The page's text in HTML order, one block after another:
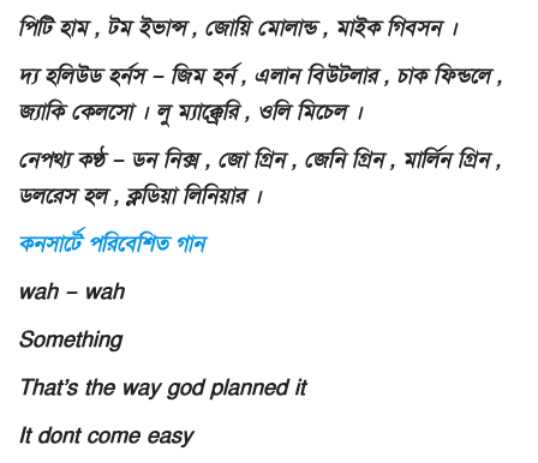
পিটি হাম , টম ইভান্স , জোয়ি মোলান্ড , মাইক গিবসন ।
দ্য হলিউড হর্নস – জিম হর্ন , এলান বিউটলার , চাক ফিন্ডলে ,
জ্যাকি কেলসো । লু ম্যাক্ক্রেরি , ওলি মিচেল ।
নেপথ্য কণ্ঠ – ডন নিক্স , জো গ্রিন , জেনি গ্রিন , মার্লিন গ্রিন ,
ডলরেস হল , ক্লডিয়া লিনিয়ার ।
কনসার্টে পরিবেশিত গান
wah – wah
Something
That’s the way god planned it
It dont come easy